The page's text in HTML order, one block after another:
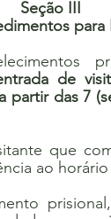
Seção III
para
de
a partir das 7
que
ao